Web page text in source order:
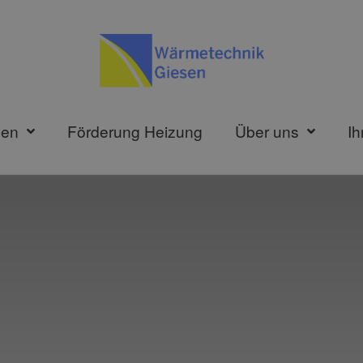
Förderung Heizung Über uns